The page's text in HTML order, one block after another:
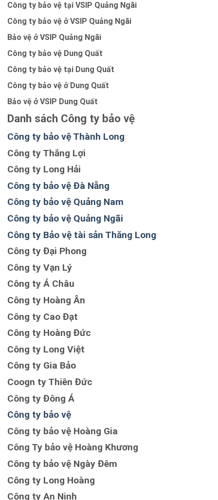
Công ty bảo vệ tại VSIP Quảng Ngãi
Công ty bảo vệ ở VSIP Quảng Ngãi
Bảo vệ ở VSIP Quảng Ngãi
Công ty bảo vệ Dung Quất
Công ty bảo vệ tại Dung Quất
Công ty bảo vệ ở Dung Quất
Bảo vệ ở VSIP Dung Quất
Danh sách Công ty bảo vệ
Công ty bảo vệ Thành Long
Công ty Thắng Lợi
Công ty Long Hải
Công ty bảo vệ Đà Nẵng
Công ty bảo vệ Quảng Nam
Công ty bảo vệ Quảng Ngãi
Công ty Bảo vệ tài sản Thăng Long
Công ty Đại Phong
Công ty Vạn Lý
Công ty Á Châu
Công ty Hoàng Ân
Công ty Cao Đạt
Công ty Hoàng Đức
Công ty Long Việt
Công ty Gia Bảo
Coogn ty Thiên Đức
Công ty Đông Á
Công ty bảo vệ
Công ty bảo vệ Hoàng Gia
Công Ty bảo vệ Hoàng Khương
Công ty bảo vệ Ngày Đêm
Công ty Long Hoàng
Công ty An Ninh